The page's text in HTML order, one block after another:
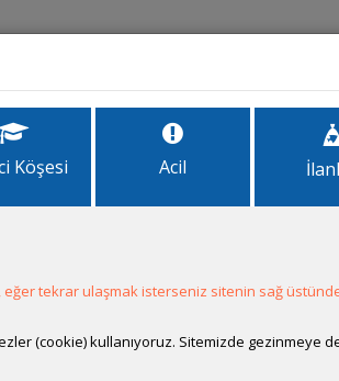
Aktif
03 Nisan 2013 10:31
Köşesi Acil
tekrar ulaşmak isterseniz sitenin sağ
(cookie) kullanıyoruz. Sitemizde gezinmeye